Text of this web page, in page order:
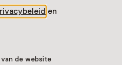
en
de website